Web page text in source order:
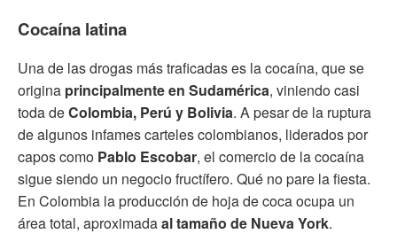
Cocaína latina
Una de las drogas más traficadas es la cocaína, que se
origina principalmente en Sudamérica, viniendo casi
toda deColombia, Perú y Bolivia. A pesar de la ruptura
de algunos infames carteles colombianos, liderados por
capos como Pablo Escobar, el comercio de la cocaína
sigue siendo un negocio fructífero. Qué no pare la fiesta.
En Colombia la producción de hoja de coca ocupa un
área total, aproximadaal tamaño de Nueva York.